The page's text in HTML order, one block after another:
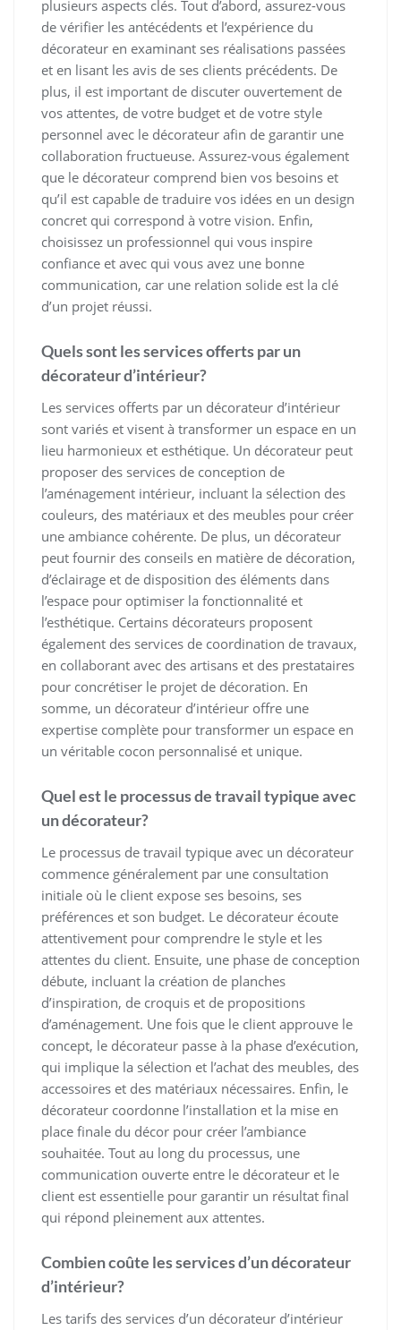
plusieurs aspects clés. Tout d’abord, assurez-vous
de vérifier les antécédents et l’expérience du
décorateur en examinant ses réalisations passées
et en lisant les avis de ses clients précédents. De
plus, il est important de discuter ouvertement de
vos attentes, de votre budget et de votre style
personnel avec le décorateur afin de garantir une
collaboration fructueuse. Assurez-vous également
que le décorateur comprend bien vos besoins et
qu’il est capable de traduire vos idées en un design
concret qui correspond à votre vision. Enfin,
choisissez un professionnel qui vous inspire
confiance et avec qui vous avez une bonne
communication, car une relation solide est la clé
d’un projet réussi.
Quels sont les services offerts par un
décorateur d’intérieur?
Les services offerts par un décorateur d’intérieur
sont variés et visent à transformer un espace en un
lieu harmonieux et esthétique. Un décorateur peut
proposer des services de conception de
l’aménagement intérieur, incluant la sélection des
couleurs, des matériaux et des meubles pour créer
une ambiance cohérente. De plus, un décorateur
peut fournir des conseils en matière de décoration,
d’éclairage et de disposition des éléments dans
l’espace pour optimiser la fonctionnalité et
l’esthétique. Certains décorateurs proposent
également des services de coordination de travaux,
en collaborant avec des artisans et des prestataires
pour concrétiser le projet de décoration. En
somme, un décorateur d’intérieur offre une
expertise complète pour transformer un espace en
un véritable cocon personnalisé et unique.
Quel est le processus de travail typique avec
un décorateur?
Le processus de travail typique avec un décorateur
commence généralement par une consultation
initiale où le client expose ses besoins, ses
préférences et son budget. Le décorateur écoute
attentivement pour comprendre le style et les
attentes du client. Ensuite, une phase de conception
débute, incluant la création de planches
d’inspiration, de croquis et de propositions
d’aménagement. Une fois que le client approuve le
concept, le décorateur passe à la phase d’exécution,
qui implique la sélection et l’achat des meubles, des
accessoires et des matériaux nécessaires. Enfin, le
décorateur coordonne l’installation et la mise en
place finale du décor pour créer l’ambiance
souhaitée. Tout au long du processus, une
communication ouverte entre le décorateur et le
client est essentielle pour garantir un résultat final
qui répond pleinement aux attentes.
Combien coûte les services d’un décorateur
d’intérieur?
Les tarifs des services d’un décorateur d’intérieur